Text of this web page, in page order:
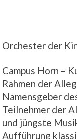
Orchester der
Campus Horn –
Rahmen der
Namensgeber
Teilnehmer der
und jüngste
Aufführung